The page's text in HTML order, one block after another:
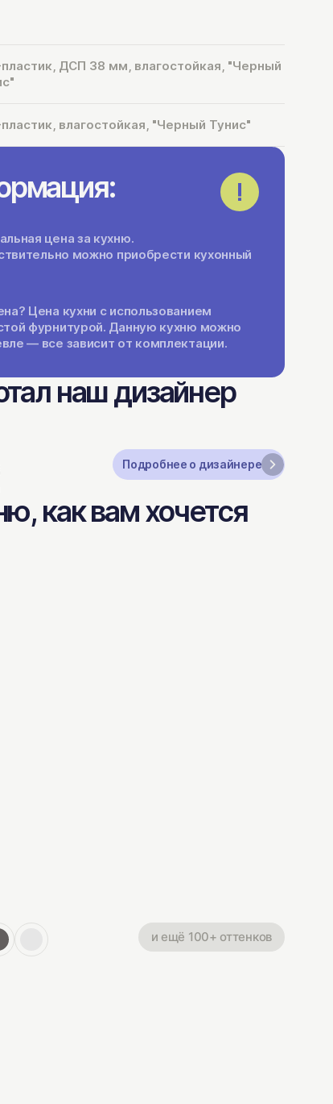
пластик, ДСП 38 мм, влагостойкая, "Черный
пластик, влагостойкая, "Черный Тунис"
цена за кухню.
можно приобрести кухонный
Цена кухни с использованием
фурнитурой. Данную кухню можно
— все зависит от комплектации.
наш дизайнер
Подробнее о дизайнере
как вам хочется
и ещё 100+ оттенков